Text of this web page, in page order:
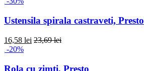
Ustensila spirala castraveti, Presto
16,58 lei 23,69 lei
-20%
Rola cu zimti, Presto